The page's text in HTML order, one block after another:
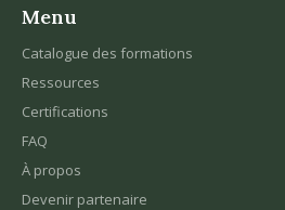
Menu
Catalogue des formations
Ressources
Certifications
FAQ
À propos
Devenir partenaire